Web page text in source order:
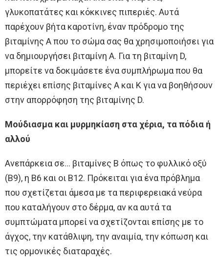
γλυκοπατάτες και κόκκινες πιπεριές. Αυτά
παρέχουν βήτα καροτίνη, έναν πρόδρομο της
βιταμίνης Α που το σώμα σας θα χρησιμοποιήσει για
να δημιουργήσει βιταμίνη Α. Για τη βιταμίνη D,
μπορείτε να δοκιμάσετε ένα συμπλήρωμα που θα
περιέχει επίσης βιταμίνες Α και Κ για να βοηθήσουν
στην απορρόφηση της βιταμίνης D.
Μούδιασμα και μυρμηκίαση στα χέρια, τα πόδια ή
αλλού
Ανεπάρκεια σε… βιταμίνες Β όπως το φυλλικό οξύ
(Β9), η Β6 και οι Β12. Πρόκειται για ένα πρόβλημα
που σχετίζεται άμεσα με τα περιφερειακά νεύρα
που καταλήγουν στο δέρμα, αν κα αυτά τα
συμπτώματα μπορεί να σχετίζονται επίσης με το
άγχος, την κατάθλιψη, την αναιμία, την κόπωση και
τις ορμονικές διαταραχές.